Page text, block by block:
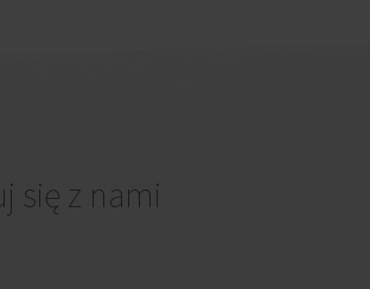
się z nami